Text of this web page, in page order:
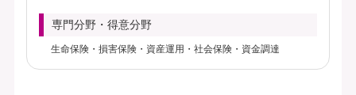
専門分野・得意分野
生命保険・損害保険・資産運用・社会保険・資金調達